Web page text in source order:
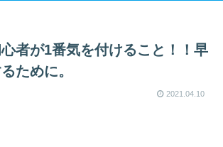
者が1番気を付けること！！早
ために。
2021.04.10